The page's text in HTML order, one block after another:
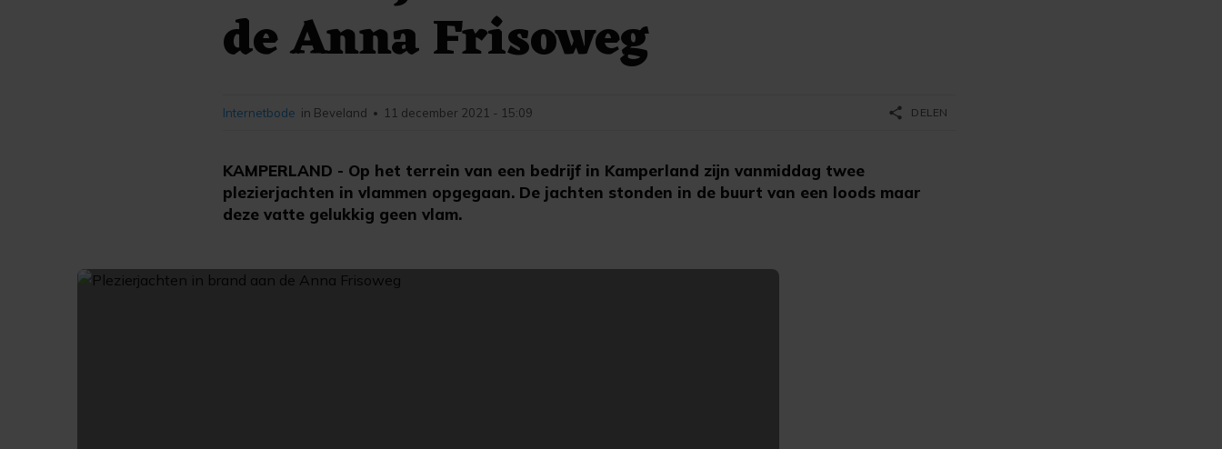
de Anna Frisoweg
KAMPERLAND - Op het terrein van een bedrijf in Kamperland zijn vanmiddag twee
plezierjachten in vlammen opgegaan. De jachten stonden in de buurt van een loods maar
deze vatte gelukkig geen vlam.
Internetbode in Beveland • 11 december 2021 - 15:09 share DELEN